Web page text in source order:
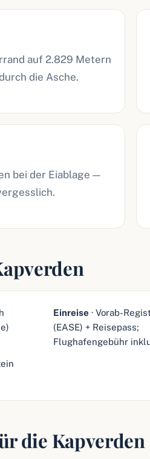
auf 2.829 Metern
die Asche.
bei der Eiablage —
Einreise · Vorab-
(EASE) + Reisepass;
Flughafengebühr
die Kapverden